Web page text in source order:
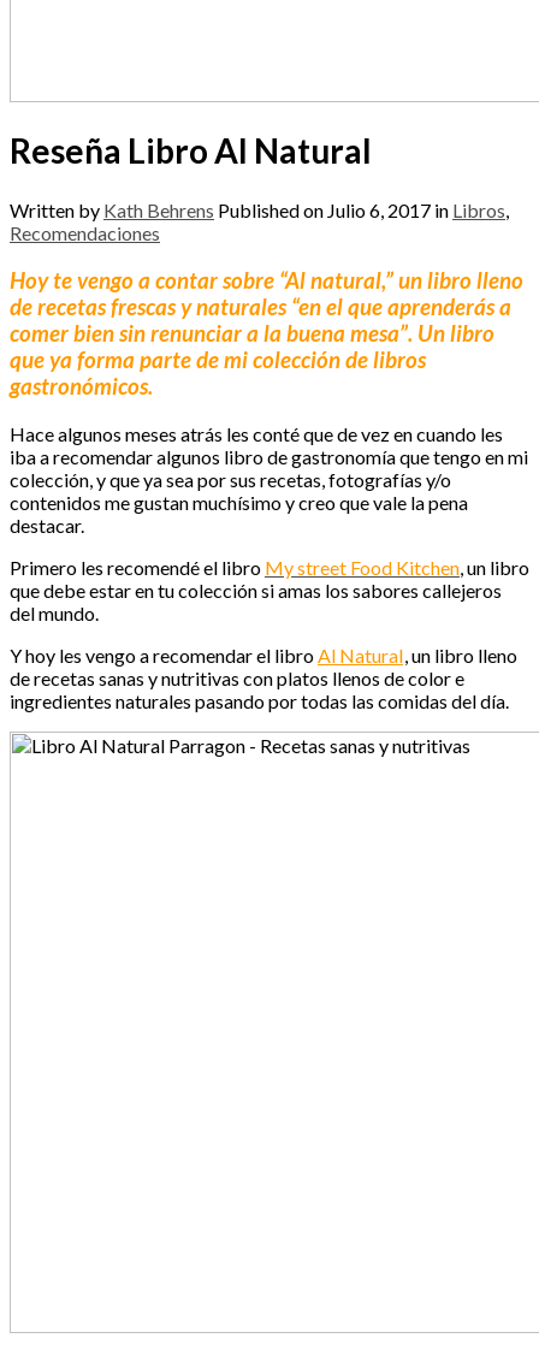
Reseña Libro Al Natural
Written by Kath Behrens Published on Julio 6, 2017 in Libros,
Recomendaciones
Hoy te vengo a contar sobre “Al natural,” un libro lleno
de recetas frescas y naturales “en el que aprenderás a
comer bien sin renunciar a la buena mesa”. Un libro
que ya forma parte de mi colección de libros
gastronómicos.
Hace algunos meses atrás les conté que de vez en cuando les
iba a recomendar algunos libro de gastronomía que tengo en mi
colección, y que ya sea por sus recetas, fotografías y/o
contenidos me gustan muchísimo y creo que vale la pena
destacar.
Primero les recomendé el libro My street Food Kitchen, un libro
que debe estar en tu colección si amas los sabores callejeros
del mundo.
Y hoy les vengo a recomendar el libroAl Natural, un libro lleno
de recetas sanas y nutritivas con platos llenos de color e
ingredientes naturales pasando por todas las comidas del día.